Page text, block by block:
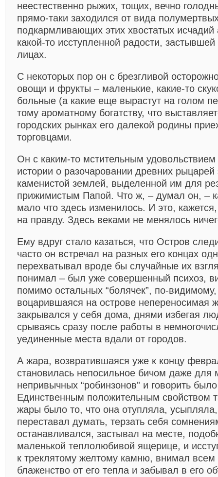
неестественно рыжих, тощих, вечно
прямо-таки заходился от вида
подкармливающих этих хвостатых исчадий
какой-то исступленной радости,
лицах.
С некоторых пор он с брезгливой
овощи и фрукты – маленькие, какие-то
больные (а какие еще вырастут на голом
тому ароматному богатству, что
городских рынках его далекой родины
торговцами.
Он с каким-то мстительным
истории о разочаровании древних рыцарей
каменистой землей, выделенной им для
прижимистым Папой. Что ж, – думал он, –
мало что здесь изменилось. И это,
на правду. Здесь веками не менялось
Ему вдруг стало казаться, что Остров
часто он встречал на разных его концах
перехватывал вроде бы случайные их
понимал – был уже совершенный психоз,
помимо остальных “болячек”, по-
воцарившаяся на острове непереносимая
закрывался у себя дома, днями избегая
срываясь сразу после работы в
уединенные места вдали от городов.
А жара, возвратившаяся уже к концу
становилась непосильное бичом даже для
непривычных “робинзонов” и говорить
Единственным положительным свойством
жары было то, что она отупляла,
переставал думать, терзать себя
останавливался, застывал на месте,
маленькой теплолюбивой ящерице, и
к треклятому желтому камню, внимал
блаженство от его тепла и забывал в его